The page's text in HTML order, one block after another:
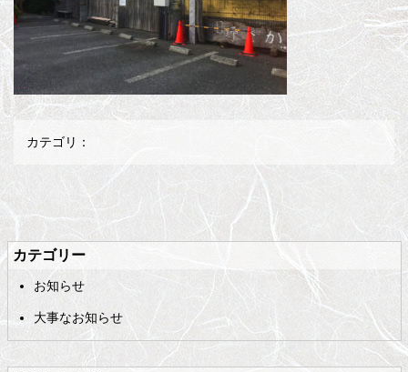
カテゴリ：
ン
ン
ツ
の
ジ
へ
戻
る
カテゴリー
お知らせ
大事なお知らせ